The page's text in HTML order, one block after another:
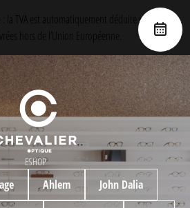
la TVA est automatiquement déduite pour les
hors de l’Union Européenne.
ESHOP
Ahlem John Dalia